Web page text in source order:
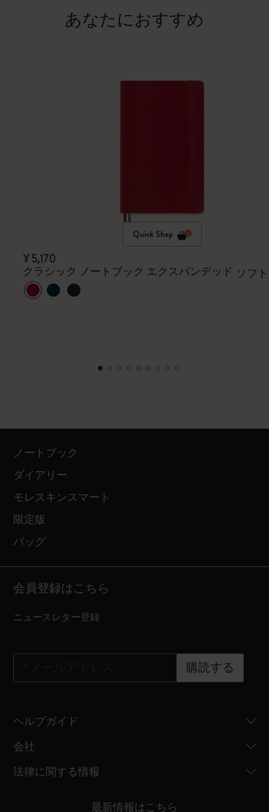
あなたにおすすめ
Quick Shop
¥ 5,170
クラシック ノートブック エクスパンデッド ソフ
ノートブック
ダイアリー
モレスキンスマート
限定版
バッグ
会員登録はこちら
ニュースレター登録
購読する
ヘルプガイド
会社
法律に関する情報
最新情報はこちら